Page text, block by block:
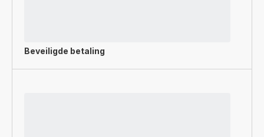
Beveiligde betaling